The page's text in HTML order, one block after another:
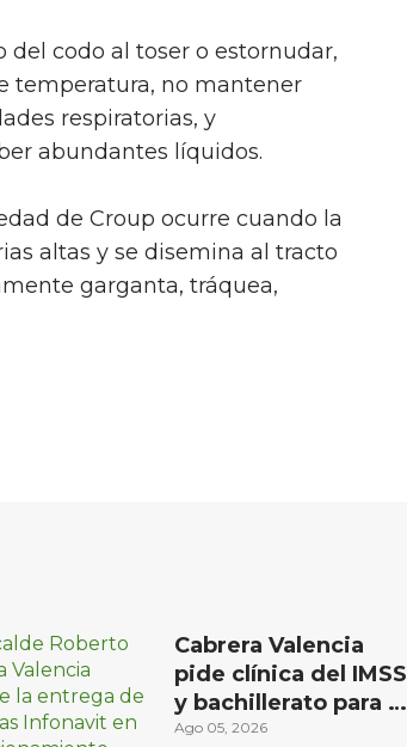
del codo al toser o estornudar,
temperatura, no mantener
respiratorias, y
abundantes líquidos.
de Croup ocurre cuando la
altas y se disemina al tracto
garganta, tráquea,
Cabrera Valencia
pide clínica del IMSS
y bachillerato para la
zona oriente de San
Ago 05, 2026